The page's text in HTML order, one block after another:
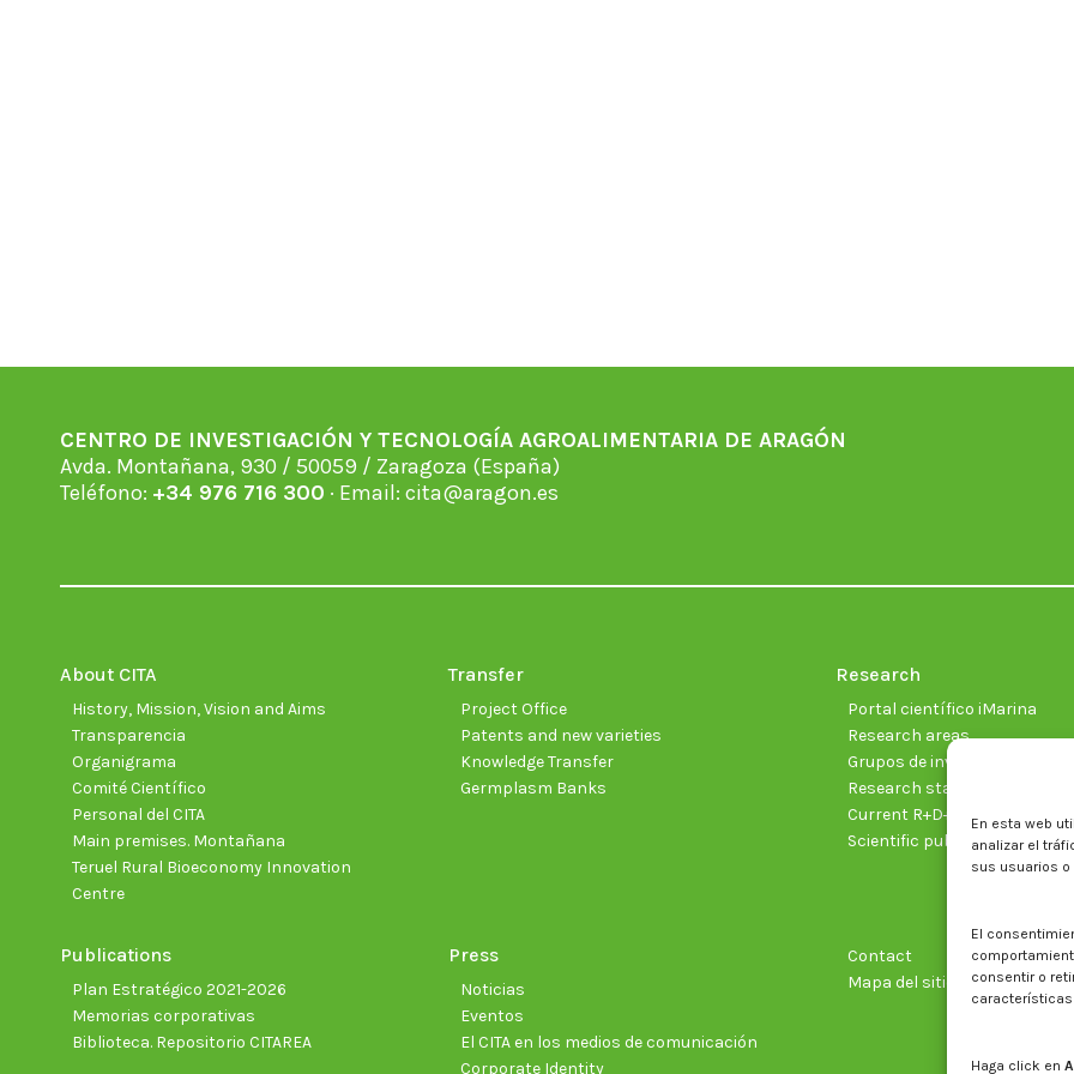
En esta web
analizar el
sus usuarios
El
consentir o
Haga click en
CENTRO DE INVESTIGACIÓN Y TECNOLOGÍA AGROALIMENTARIA DE ARAGÓN
Avda. Montañana, 930 / 50059 / Zaragoza (España)
Teléfono: +34 976 716 300 · Email: cita@aragon.es
About CITA
History, Mission, Vision and Aims
Transparencia
Organigrama
Comité Científico
Personal del CITA
Main premises. Montañana
Teruel Rural Bioeconomy Innovation
Centre
Transfer
Project Office
Patents and new varieties
Knowledge Transfer
Germplasm Banks
Research
Portal científico iMarina
Research areas
Grupos de investigación
Research staff
Current R+D+I projects
Scientific publications
Publications
Plan Estratégico 2021-2026
Memorias corporativas
Biblioteca. Repositorio CITAREA
Press
Noticias
Eventos
El CITA en los medios de comunicación
Corporate Identity
Contact
Mapa del sitio web